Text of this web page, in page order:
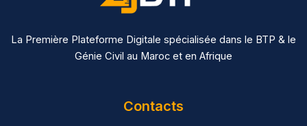
La Première Plateforme Digitale spécialisée dans le BTP & le
Génie Civil au Maroc et en Afrique
Contacts